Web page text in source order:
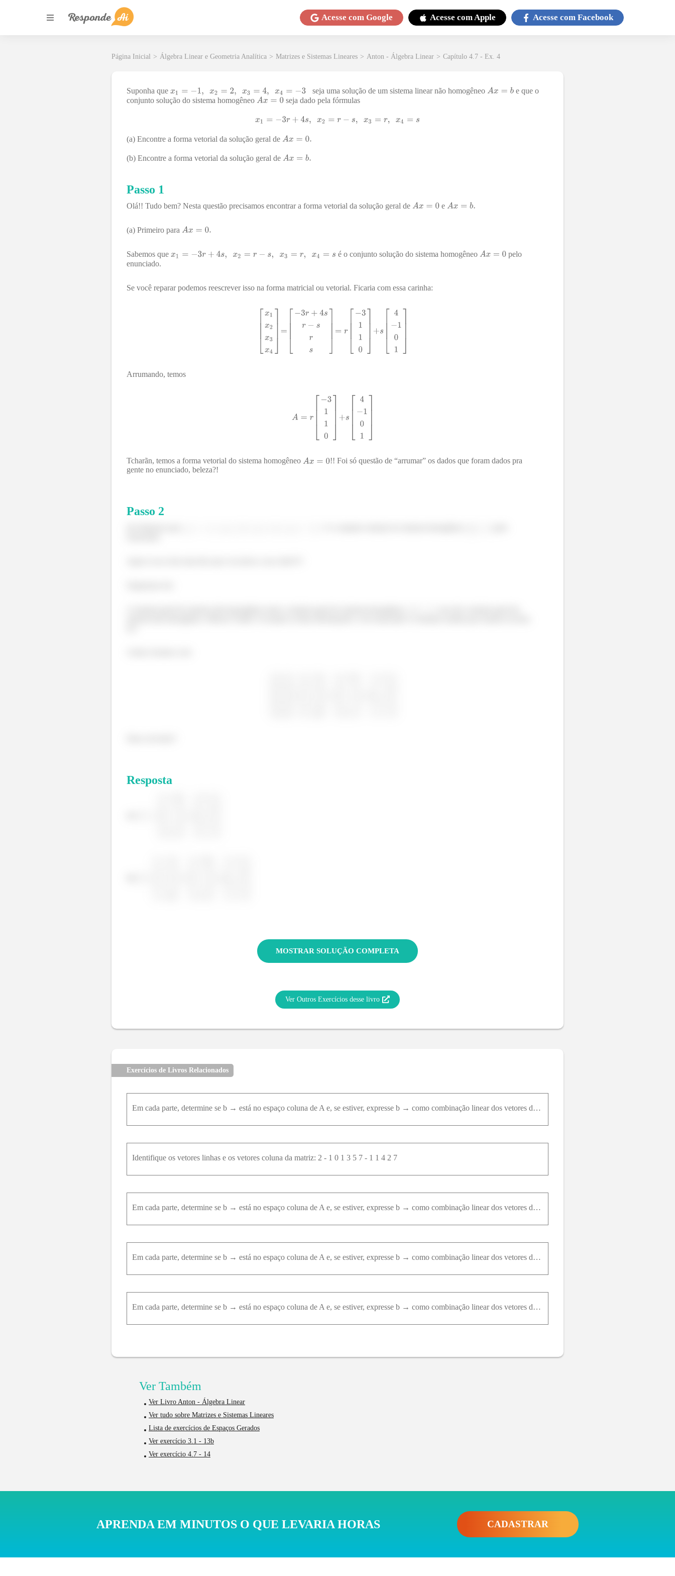
Acesse com Google Acesse comApple Acesse com Facebook
Página Inicial > Álgebra Linear e Geometria Analítica > Matrizes e Sistemas Lineares > Anton - Álgebra Linear > Capítulo 4.7 - Ex. 4
Suponha que seja uma solução de um sistema linear não homogêneo
e que o
conjunto solução do sistema homogêneo
seja dado pela fórmulas
(a) Encontre a forma vetorial da solução geral de
(b) Encontre a forma vetorial da solução geral de
Passo 1
Olá!! Tudo bem? Nesta questão precisamos encontrar a forma vetorial da solução geral de e
(a) Primeiro para
Sabemos que é o conjunto solução do sistema homogêneo
pelo
enunciado.
Se você reparar podemos reescrever isso na forma matricial ou vetorial. Ficaria com essa carinha:
Arrumando, temos
Tcharãn, temos a forma vetorial do sistema homogêneo
!! Foi só questão de “arrumar” os dados que foram dados pra
gente no enunciado, beleza?!
Passo 2
Resposta
MOSTRAR SOLUÇÃO COMPLETA
Ver Outros Exercícios desse livro
Exercícios de Livros Relacionados
Em cada parte, determine se b → está no espaço coluna de A e, se estiver, expresse b → como combinação linear dos vetores de A A = 1 1 2 1 0 1 2 1 3 ;b → = - 1 0 2
Identifique os vetores linhas e os vetores coluna da matriz: 2 - 1 0 1 3 5 7 - 1 1 4 2 7
Em cada parte, determine se b → está no espaço coluna de A e, se estiver, expresse b → como combinação linear dos vetores de A A = 1 1 - 1 - 1 1 - 1 1 - 1 1 ;b → = 2 0 0
Em cada parte, determine se b → está no espaço coluna de A e, se estiver, expresse b → como combinação linear dos vetores de A A = 1 0 1 0 2 1 2 1 0 2 1 2 1 1 3 2 ;b → = 4 3 5 7
Em cada parte, determine se b → está no espaço coluna de A e, se estiver, expresse b → como combinação linear dos vetores de A A = 1 9 2 - 1 3 1 1 1 1 ;b → = 5 1 - 1
Ver Também
Ver Livro Anton - Álgebra Linear
Ver tudo sobre Matrizes e Sistemas Lineares
Lista de exercícios de Espaços Gerados
Ver exercício 3.1 - 13b
Ver exercício 4.7 - 14
APRENDA EM MINUTOS O QUE LEVARIA HORAS CADASTRAR